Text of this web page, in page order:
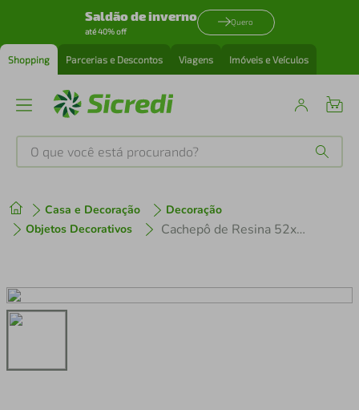
Saldão de inverno
até 40% off
Quero
Shopping Parcerias e Descontos Viagens Imóveis e Veículos
O que você está procurando?
Casa e Decoração
Decoração
Objetos Decorativos
Cachepô de Resina 52x40x40cm Cinza
1º tenis
3º